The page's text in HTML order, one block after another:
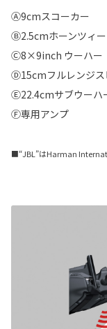
Ⓐ9cmスコーカー
Ⓑ2.5cmホーンツィ
Ⓒ8×9inch ウーハー
Ⓓ15cmフルレンジス
Ⓔ22.4cmサブウーハ
Ⓕ専用アンプ
■“JBL”はHarman